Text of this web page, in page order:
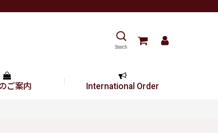
Search
ご案内 International Order